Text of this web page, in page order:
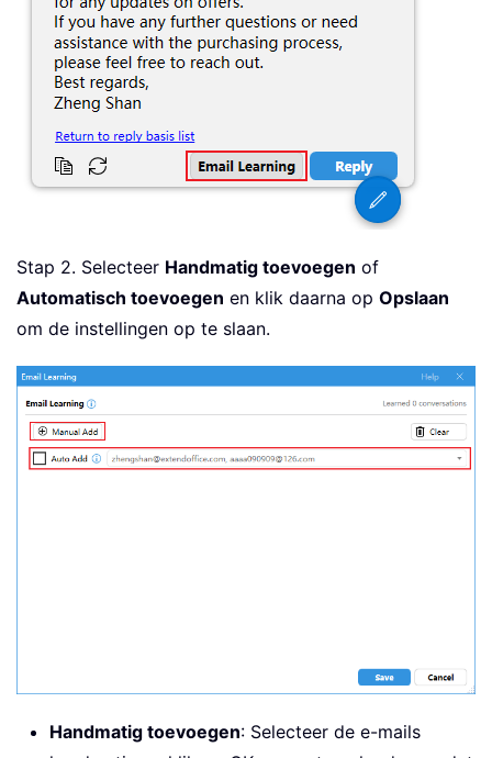
Stap 2. Selecteer Handmatig toevoegen of
Automatisch toevoegen en klik daarna op Opslaan
om de instellingen op te slaan.
Handmatig toevoegen: Selecteer de e-mails